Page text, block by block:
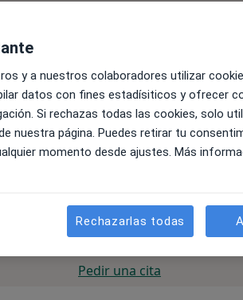
Pedir una cita
y a nuestros colaboradores utilizar
datos con fines estadísiticos y ofrecer
Si rechazas todas las cookies, solo
nuestra página. Puedes retirar tu
momento desde ajustes. Más
Rechazarlas todas